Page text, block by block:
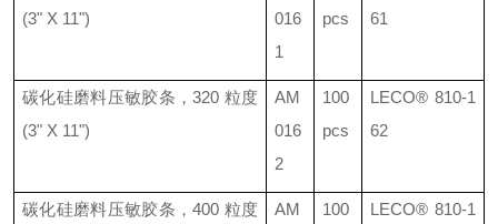
(3" X 11")
016
1
pcs
61
碳化硅磨料压敏胶条，320 粒度
(3" X 11")
AM
016
2
100
pcs
LECO® 810-1
62
碳化硅磨料压敏胶条，400 粒度
AM
100
LECO® 810-1